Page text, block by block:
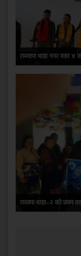
रास्वापा थाहा नगर
रास्वपा थाहा–२ को प्रथम